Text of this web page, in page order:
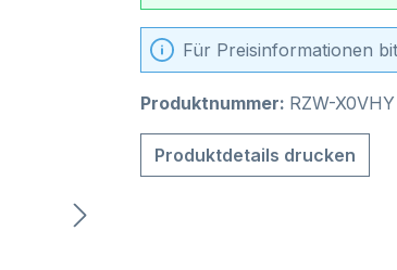
Für Preisinformationen
Produktnummer: RZW-X0VHY
Produktdetails drucken